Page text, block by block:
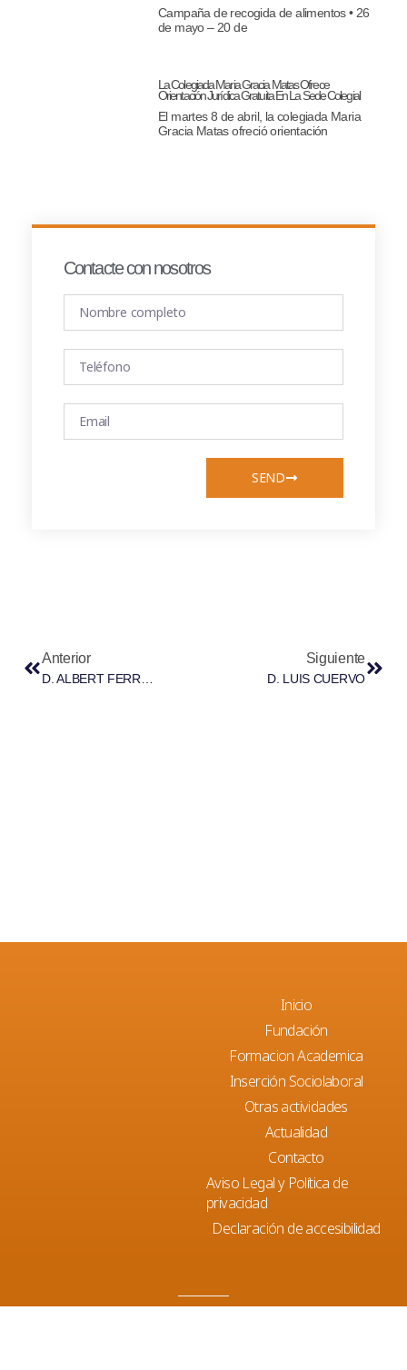
Campaña de recogida de alimentos • 26
de mayo – 20 de
La Colegiada Maria Gracia Matas Ofrece
Orientación Jurídica Gratuita En La Sede Colegial
El martes 8 de abril, la colegiada Maria
Gracia Matas ofreció orientación
Contacte con nosotros
SEND
Anterior
D. ALBERT FERRER LLINÁS
Siguiente
D. LUIS CUERVO
Inicio
Fundación
Formacion Academica
Inserción Sociolaboral
Otras actividades
Actualidad
Contacto
Aviso Legal y Política de
privacidad
Declaración de accesibilidad